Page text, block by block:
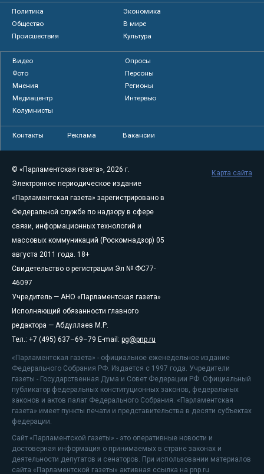
Политика
Экономика
Общество
В мире
Происшествия
Культура
Видео
Опросы
Фото
Персоны
Мнения
Регионы
Медиацентр
Интервью
Колумнисты
Контакты Реклама Вакансии
© «Парламентская газета», 2026 г.
Электронное периодическое издание
«Парламентская газета» зарегистрировано в
Федеральной службе по надзору в сфере
связи, информационных технологий и
массовых коммуникаций (Роскомнадзор) 05
августа 2011 года. 18+
Свидетельство о регистрации Эл № ФС77-
46097
Учредитель — АНО «Парламентская газета»
Исполняющий обязанности главного
редактора — Абдуллаев М.Р.
Тел.: +7 (495) 637–69–79 E-mail: pg@pnp.ru
«Парламентская газета» - официальное еженедельное издание
Федерального Собрания РФ. Издается с 1997 года. Учредители
газеты - Государственная Дума и Совет Федерации РФ. Официальный
публикатор федеральных конституционных законов, федеральных
законов и актов палат Федерального Собрания. «Парламентская
газета» имеет пункты печати и представительства в десяти субъектах
федерации.
Сайт «Парламентской газеты» - это оперативные новости и
достоверная информация о принимаемых в стране законах и
деятельности депутатов и сенаторов. При использовании материалов
сайта «Парламентской газеты» активная ссылка на pnp.ru
Карта сайта